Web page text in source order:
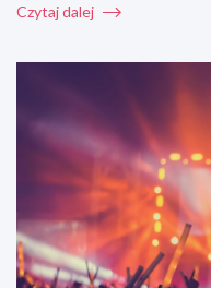
Czytaj dalej